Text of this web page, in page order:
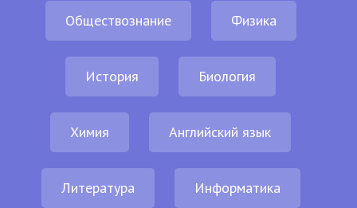
Обществознание Физика
История Биология
Химия Английский язык
Литература Информатика